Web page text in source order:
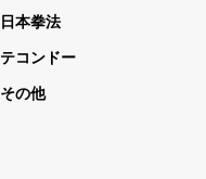
日本拳法
テコンドー
その他